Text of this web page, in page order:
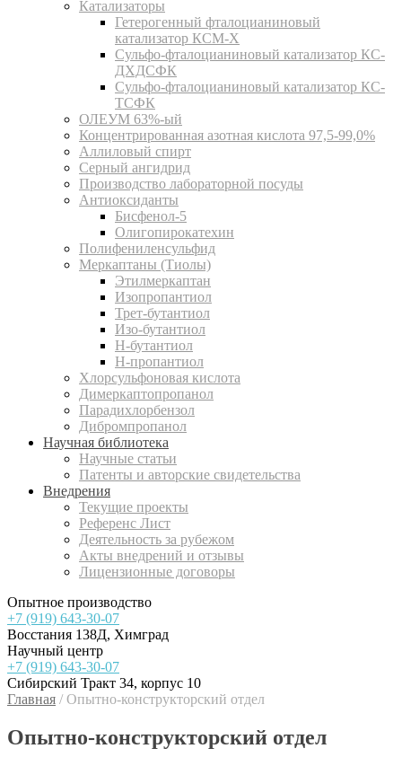
Катализаторы
Гетерогенный фталоцианиновый
катализатор КСМ-Х
Сульфо-фталоцианиновый катализатор КС-
ДХДСФК
Сульфо-фталоцианиновый катализатор КС-
ТСФК
ОЛЕУМ 63%-ый
Концентрированная азотная кислота 97,5-99,0%
Аллиловый спирт
Серный ангидрид
Производство лабораторной посуды
Антиоксиданты
Бисфенол-5
Олигопирокатехин
Полифениленсульфид
Меркаптаны (Тиолы)
Этилмеркаптан
Изопропантиол
Трет-бутантиол
Изо-бутантиол
Н-бутантиол
Н-пропантиол
Хлорсульфоновая кислота
Димеркаптопропанол
Парадихлорбензол
Дибромпропанол
Научная библиотека
Научные статьи
Патенты и авторские свидетельства
Внедрения
Текущие проекты
Референс Лист
Деятельность за рубежом
Акты внедрений и отзывы
Лицензионные договоры
Опытное производство
+7 (919) 643-30-07
Восстания 138Д, Химград
Научный центр
+7 (919) 643-30-07
Сибирский Тракт 34, корпус 10
Главная /Опытно-конструкторский отдел
Опытно-конструкторский отдел